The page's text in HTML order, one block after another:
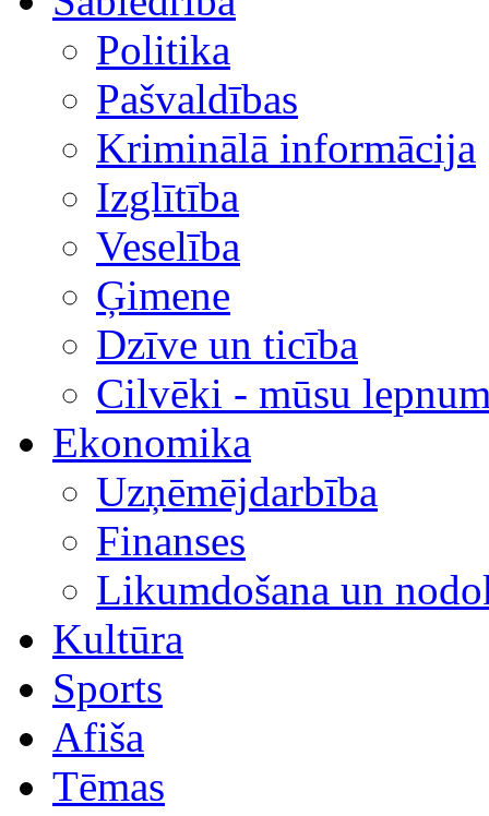
Politika
Pašvaldības
Kriminālā informācija
Izglītība
Veselība
Ģimene
Dzīve un ticība
Cilvēki - mūsu
Ekonomika
Uzņēmējdarbība
Finanses
Likumdošana un
Kultūra
Sports
Afiša
Tēmas